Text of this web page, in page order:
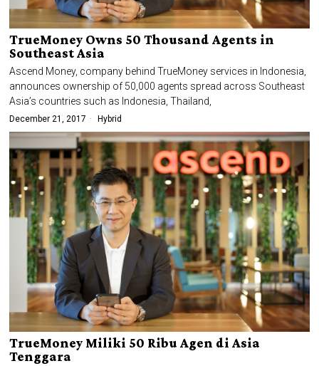
TrueMoney Owns 50 Thousand Agents in
Southeast Asia
Ascend Money, company behind TrueMoney services in Indonesia,
announces ownership of 50,000 agents spread across Southeast
Asia’s countries such as Indonesia, Thailand,
December 21, 2017 Hybrid
TrueMoney Miliki 50 Ribu Agen di Asia
Tenggara